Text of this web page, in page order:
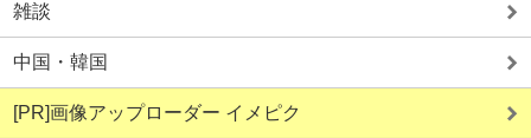
雑談
中国・韓国
[PR]画像アップローダー イメピク